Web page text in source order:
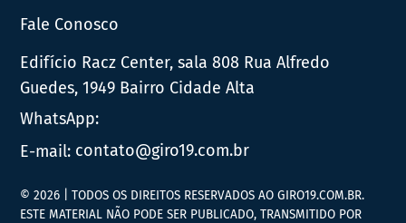
Fale Conosco
Edifício Racz Center, sala 808 Rua Alfredo
Guedes, 1949 Bairro Cidade Alta
WhatsApp:
E-mail: contato@giro19.com.br
© 2026 | TODOS OS DIREITOS RESERVADOS AO GIRO19.COM.BR.
ESTE MATERIAL NÃO PODE SER PUBLICADO, TRANSMITIDO POR